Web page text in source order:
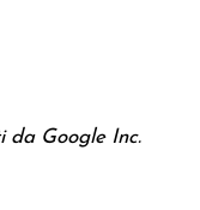
da Google Inc.